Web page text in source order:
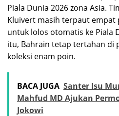
Piala Dunia 2026 zona Asia.
Kluivert masih terpaut empat
untuk lolos otomatis ke Piala
itu, Bahrain tetap tertahan di
koleksi enam poin.
BACA JUGA Santer Isu
Mahfud MD Ajukan
Jokowi